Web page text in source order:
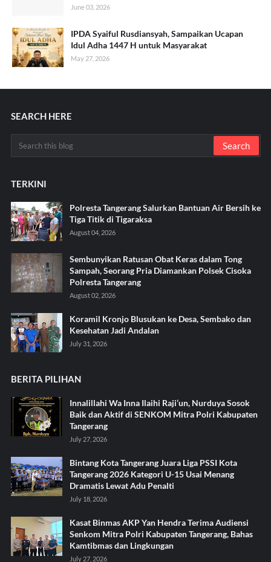
June 03, 2026
IPDA Syaiful Rusdiansyah, Sampaikan Ucapan
Idul Adha 1447 H untuk Masyarakat
May 27, 2026
SEARCH HERE
TERKINI
Polresta Tangerang Salurkan Bantuan Air Bersih ke
Tiga Titik di Tigaraksa ‎
August 04, 2026
Sembunyikan Ratusan Obat Keras dalam Tong
Sampah, Seorang Pria Diamankan Polsek Cisoka
Polresta Tangerang
August 02, 2026
Koramil Kronjo Blusukan ke Desa, Sembako dan
Kesehatan Jadi Andalan ‎
July 31, 2026
BERITA PILIHAN
Innalillahi Wa Inna Ilaihi Raji’un, Nurduya Sosok
Baik dan Aktif di SENKOM Mitra Polri Kabupaten
Tangerang
July 27, 2026
Bintang Kota Tangerang Juara Liga PSSI Kota
Tangerang 2026 Kategori U-15 Usai Menang
Dramatis Lewat Adu Penalti
July 18, 2026
Kasat Binmas AKP Yan Hendra Terima Audiensi
Senkom Mitra Polri Kabupaten Tangerang, Bahas
Kamtibmas dan Lingkungan
July 27, 2026